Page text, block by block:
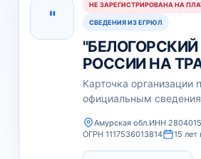
"
НЕ ЗАРЕГИСТРИРОВАНА НА
СВЕДЕНИЯ ИЗ ЕГРЮЛ
РОССИИ НА
Карточка организации
официальным
Амурская обл.ИНН
ОГРН 1117536013814
15 лет